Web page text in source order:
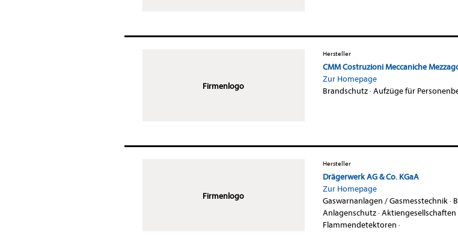
Firmenlogo
Hersteller
CMM Costruzioni Meccaniche
Zur Homepage
Brandschutz·Aufzüge für
Firmenlogo
Hersteller
Drägerwerk AG & Co. KGaA
Zur Homepage
Gaswarnanlagen / Gasmesstechnik·
Anlagenschutz·Aktiengesellschaften
Flammendetektoren ·